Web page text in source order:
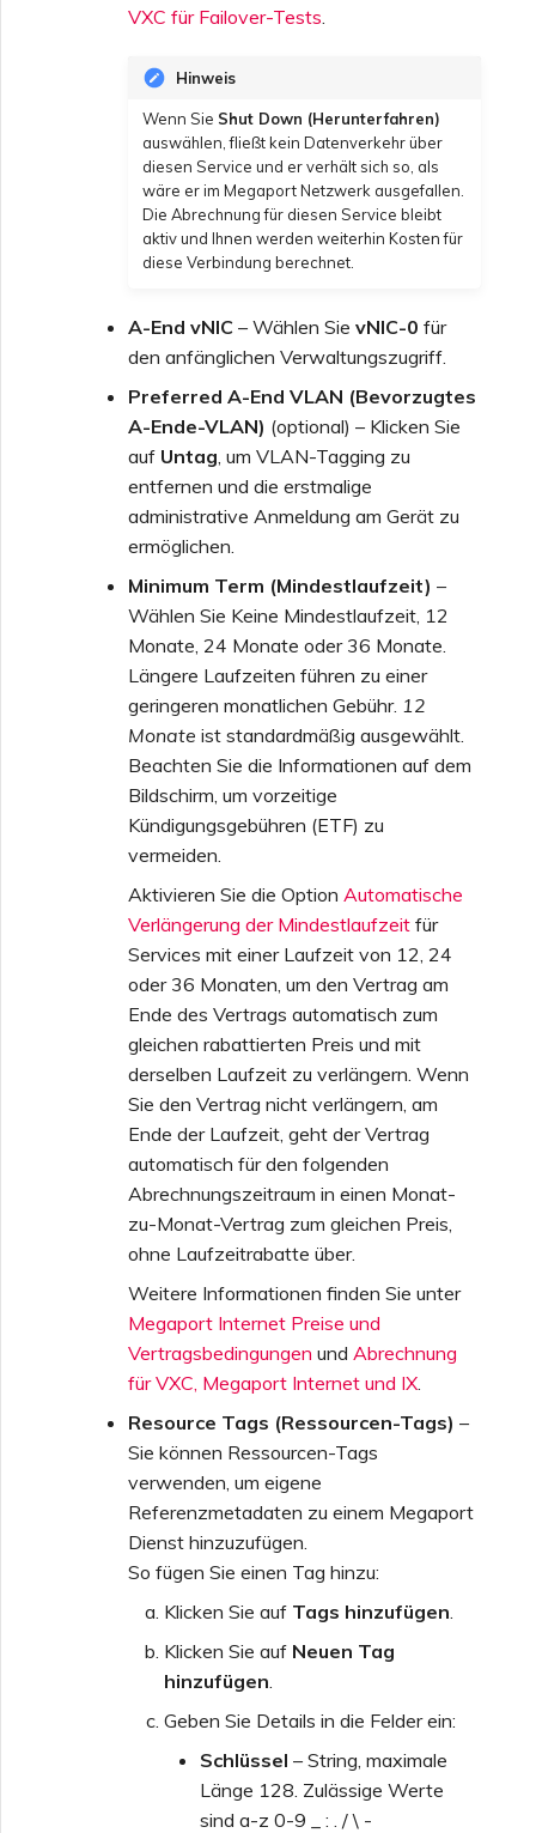
VXC für Failover-Tests
Hinweis
Wenn Sie Shut Down (Herunterfahren)
auswählen, fließt kein Datenverkehr über
diesen Service und er verhält sich so, als
wäre er im Megaport Netzwerk ausgefallen.
Die Abrechnung für diesen Service bleibt
aktiv und Ihnen werden weiterhin Kosten für
diese Verbindung berechnet.
A-End vNIC – Wählen Sie vNIC-0 für
den anfänglichen Verwaltungszugriff.
Preferred A-End VLAN (Bevorzugtes
A-Ende-VLAN) (optional) – Klicken Sie
auf Untag , um VLAN-Tagging zu
entfernen und die erstmalige
administrative Anmeldung am Gerät zu
ermöglichen.
Minimum Term (Mindestlaufzeit) –
Wählen Sie Keine Mindestlaufzeit, 12
Monate, 24 Monate oder 36 Monate.
Längere Laufzeiten führen zu einer
geringeren monatlichen Gebühr. 12
Monate ist standardmäßig ausgewählt.
Beachten Sie die Informationen auf dem
Bildschirm, um vorzeitige
Kündigungsgebühren (ETF) zu
vermeiden.
Aktivieren Sie die Option Automatische
Verlängerung der Mindestlaufzeit für
Services mit einer Laufzeit von 12, 24
oder 36 Monaten, um den Vertrag am
Ende des Vertrags automatisch zum
gleichen rabattierten Preis und mit
derselben Laufzeit zu verlängern. Wenn
Sie den Vertrag nicht verlängern, am
Ende der Laufzeit, geht der Vertrag
automatisch für den folgenden
Abrechnungszeitraum in einen Monat-
zu-Monat-Vertrag zum gleichen Preis,
ohne Laufzeitrabatte über.
Weitere Informationen finden Sie unter
Megaport Internet Preise und
Vertragsbedingungen und Abrechnung
für VXC, Megaport Internet und IX
Resource Tags (Ressourcen-Tags) –
Sie können Ressourcen-Tags
verwenden, um eigene
Referenzmetadaten zu einem Megaport
Dienst hinzuzufügen.
So fügen Sie einen Tag hinzu:
Klicken Sie auf Tags hinzufügen
Klicken Sie auf Neuen Tag
hinzufügen
Geben Sie Details in die Felder ein:
Schlüssel – String, maximale
Länge 128. Zulässige Werte
sind a-z 0-9 _ : . / \ -